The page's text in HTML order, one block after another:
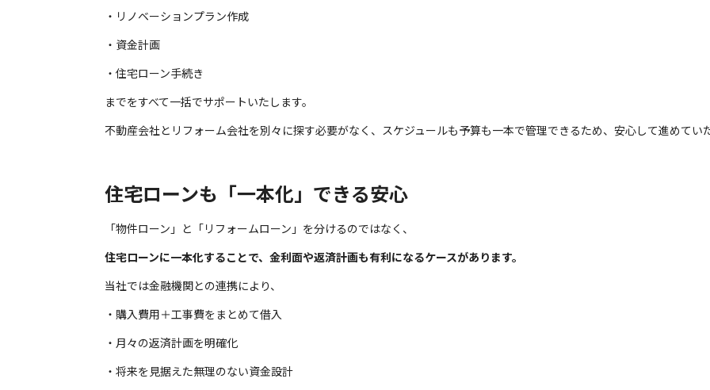
・リノベーションプラン作成
・資金計画
・住宅ローン手続き
までをすべて一括でサポートいたします。
不動産会社とリフォーム会社を別々に探す必要がなく、スケジュールも予算も一本で管理できるため、安心して進めてい
住宅ローンも「一本化」できる安心
「物件ローン」と「リフォームローン」を分けるのではなく、
住宅ローンに一本化することで、金利面や返済計画も有利になるケースがあります。
当社では金融機関との連携により、
・購入費用＋工事費をまとめて借入
・月々の返済計画を明確化
・将来を見据えた無理のない資金設計